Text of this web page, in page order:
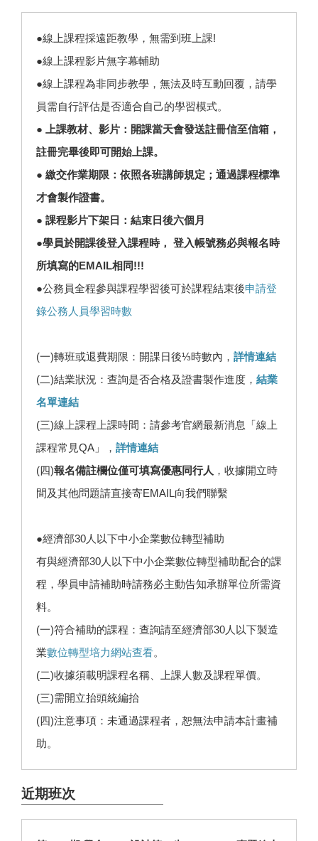
●線上課程採遠距教學，無需到班上課!
●線上課程影片無字幕輔助
●線上課程為非同步教學，無法及時互動回覆，請學
員需自行評估是否適合自己的學習模式。
● 上課教材、影片：開課當天會發送註冊信至信箱，
註冊完畢後即可開始上課。
● 繳交作業期限：依照各班講師規定；通過課程標準
才會製作證書。
● 課程影片下架日：結束日後六個月
●學員於開課後登入課程時， 登入帳號務必與報名時
所填寫的EMAIL相同!!!
●公務員全程參與課程學習後可於課程結束後申請登
錄公務人員學習時數
(一)轉班或退費期限：開課日後⅓時數內， 詳情連結
(二)結業狀況：查詢是否合格及證書製作進度， 結業
名單連結
(三)線上課程上課時間：請參考官網最新消息「線上
課程常見QA」， 詳情連結
(四)報名備註欄位僅可填寫優惠同行人 ，收據開立時
間及其他問題請直接寄EMAIL向我們聯繫
●經濟部30人以下中小企業數位轉型補助
有與經濟部30人以下中小企業數位轉型補助配合的課
程，學員申請補助時請務必主動告知承辦單位所需資
料。
(一)符合補助的課程：查詢請至經濟部30人以下製造
業數位轉型培力網站查看。
(二)收據須載明課程名稱、上課人數及課程單價。
(三)需開立抬頭統編抬
(四)注意事項：未通過課程者，恕無法申請本計畫補
助。
近期班次